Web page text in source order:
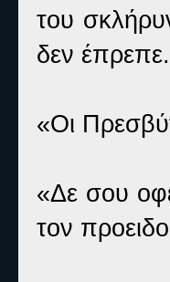
του
δεν έπρεπε.
«Οι
«Δε σου
τον